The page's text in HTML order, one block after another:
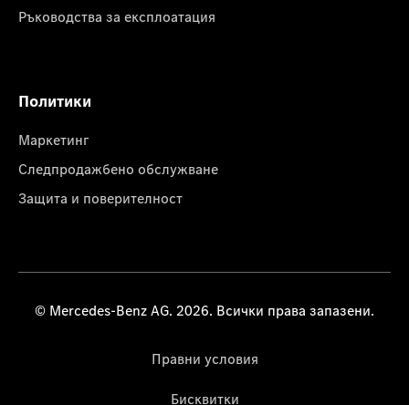
Ръководства за експлоатация
Политики
Маркетинг
Следпродажбено обслужване
Защита и поверителност
© Mercedes-Benz AG. 2026. Всички права запазени.
Правни условия
Бисквитки